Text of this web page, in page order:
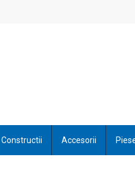
Constructii Accesorii